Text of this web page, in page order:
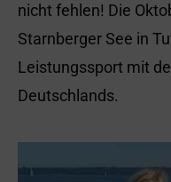
nicht fehlen! Die
Starnberger See in
Leistungssport mit
Deutschlands.